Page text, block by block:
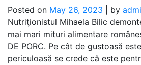
Posted on May 26, 2023 by
Nutriţionistul Mihaela Bilic
mai mari mituri alimentare
DE PORC. Pe cât de gustoasă
periculoasă se crede că este